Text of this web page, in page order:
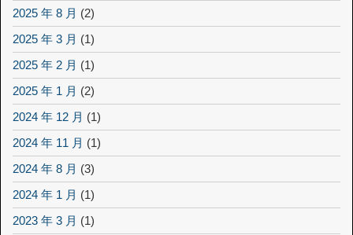
2025 年 8 月 (2)
2025 年 3 月 (1)
2025 年 2 月 (1)
2025 年 1 月 (2)
2024 年 12 月 (1)
2024 年 11 月 (1)
2024 年 8 月 (3)
2024 年 1 月 (1)
2023 年 3 月 (1)